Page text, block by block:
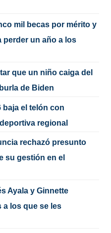
mil becas por mérito y
perder un año a los
que un niño caiga del
de Biden
baja el telón con
regional
rechazó presunto
su gestión en el
Ayala y Ginnette
a los que se les